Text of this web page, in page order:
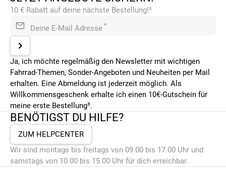
10 € Rabatt auf deine nächste Bestellung!³
Deine E-Mail Adresse *
Ja, ich möchte regelmäßig den Newsletter mit wichtigen
Fahrrad-Themen, Sonder-Angeboten und Neuheiten per Mail
erhalten. Eine Abmeldung ist jederzeit möglich. Als
Willkommensgeschenk erhalte ich einen 10€-Gutschein für
meine erste Bestellung³.
BENÖTIGST DU HILFE?
ZUM HELPCENTER
Wir sind montags bis freitags von 09.00 bis 17.00 Uhr und
samstags von 10.00 bis 15.00 Uhr für dich erreichbar.